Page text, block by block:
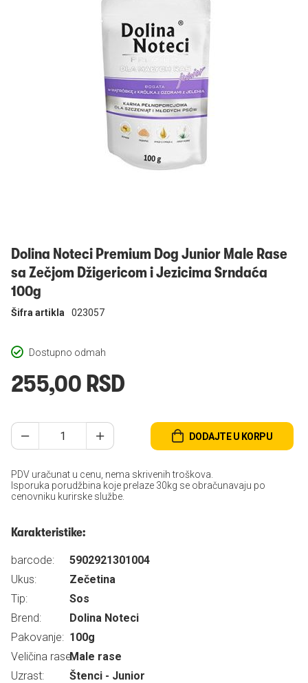
Dolina Noteci Premium Dog Junior Male Rase
sa Zečjom Džigericom i Jezicima Srndaća
100g
Dostupno odmah
Šifra artikla 023057
255,00 RSD
DODAJTE U KORPU
PDV uračunat u cenu, nema skrivenih troškova.
Isporuka porudžbina koje prelaze 30kg se obračunavaju po
cenovniku kurirske službe.
Karakteristike:
barcode:
5902921301004
Ukus:
Zečetina
Tip:
Sos
Brend:
Dolina Noteci
Pakovanje: 100g
Veličina rase:Male rase
Uzrast:
Štenci - Junior